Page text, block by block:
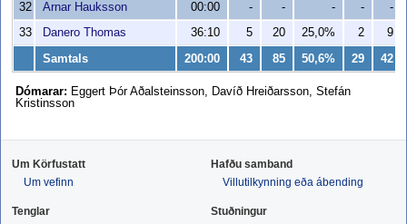
32 Arnar Hauksson 00:00 - - - -
-
33
Danero Thomas 36:10 5 20 25,0% 2 9
Samtals 200:00 43 85 50,6% 29 42
Dómarar: Eggert Þór Aðalsteinsson, Davíð Hreiðarsson, Stefán
Kristinsson
Um Körfustatt
Um vefinn
Hafðu samband
Villutilkynning eða ábending
Tenglar
Stuðningur